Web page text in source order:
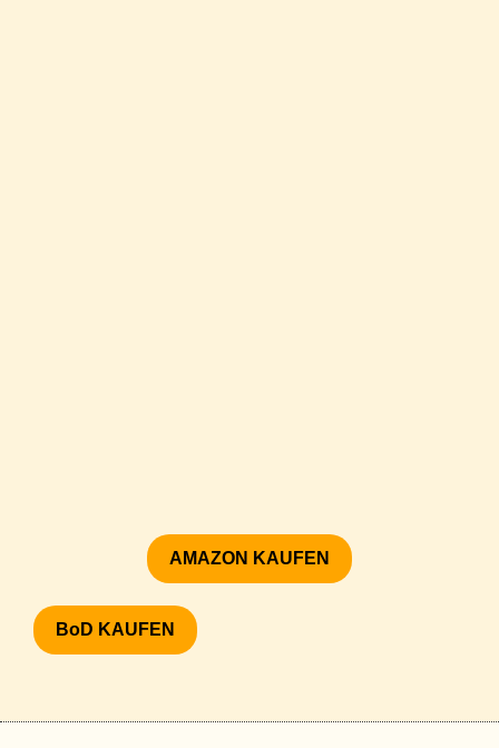
AMAZON KAUFEN
BoD KAUFEN